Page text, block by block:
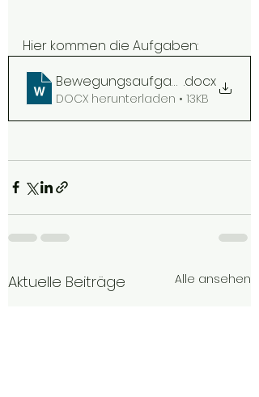
Hier kommen die Aufgaben:
Bewegungsaufgaben.docx
DOCX herunterladen • 13KB
Aktuelle Beiträge Alle ansehen